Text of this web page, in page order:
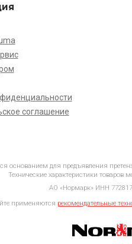
соглашение
основанием для предъявления
Технические характеристики товаров
АО «Нормарк» ИНН
применяются рекомендательные